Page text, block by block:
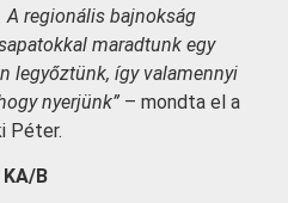
A regionális bajnokság
maradtunk egy
legyőztünk, így valamennyi
nyerjünk” – mondta el a
Péter.
B